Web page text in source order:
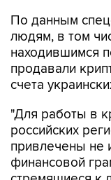
По данным
людям, в том
находившимся
продавали
счета
"Для работы в
российских
привлечены не
финансовой